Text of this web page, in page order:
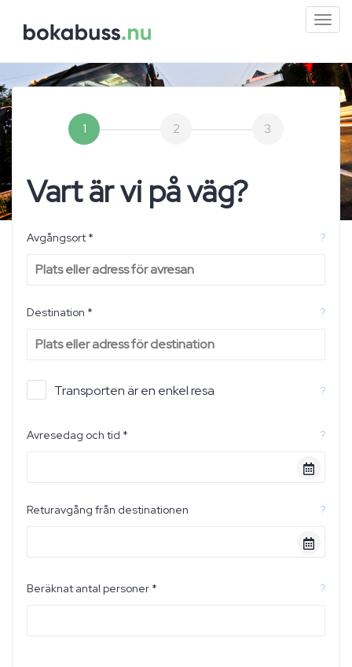
1 2 3
Vart är vi på väg?
Avgångsort * ?
Destination * ?
Transporten är en enkel resa ?
Avresedag och tid * ?
Returavgång från destinationen ?
Beräknat antal personer * ?